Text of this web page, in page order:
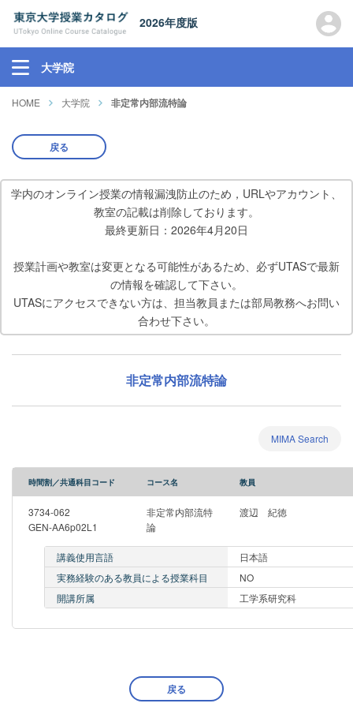
2026年度版
大学院
HOME 大学院 非定常内部流特論
戻る
学内のオンライン授業の情報漏洩防止のため，URLやアカウント、
教室の記載は削除しております。
最終更新日：2026年4月20日
授業計画や教室は変更となる可能性があるため、必ずUTASで最新
の情報を確認して下さい。
UTASにアクセスできない方は、担当教員または部局教務へお問い
合わせ下さい。
非定常内部流特論
MIMA Search
時間割／共通科目コード コース名 教員
3734-062
GEN-AA6p02L1
非定常内部流特
論
渡辺 紀徳
講義使用言語
日本語
実務経験のある教員による授業科目
NO
開講所属
工学系研究科
戻る